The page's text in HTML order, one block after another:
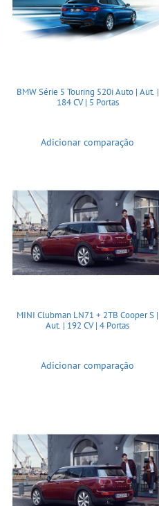
BMW Série 5 Touring 520i Auto | Aut. |
184 CV | 5 Portas
Adicionar comparação
MINI Clubman LN71 + 2TB Cooper S |
Aut. | 192 CV | 4 Portas
Adicionar comparação